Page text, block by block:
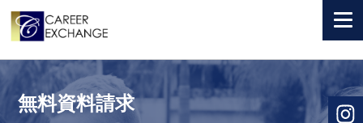
+ 国から選ぶ
+ 目的から選ぶ
無料資料請求